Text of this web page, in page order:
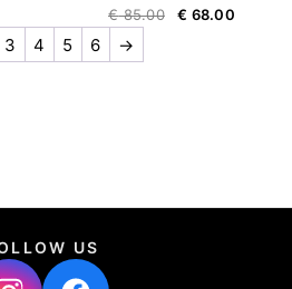
€85.00 € 68.00
3 4 5 6 →
US